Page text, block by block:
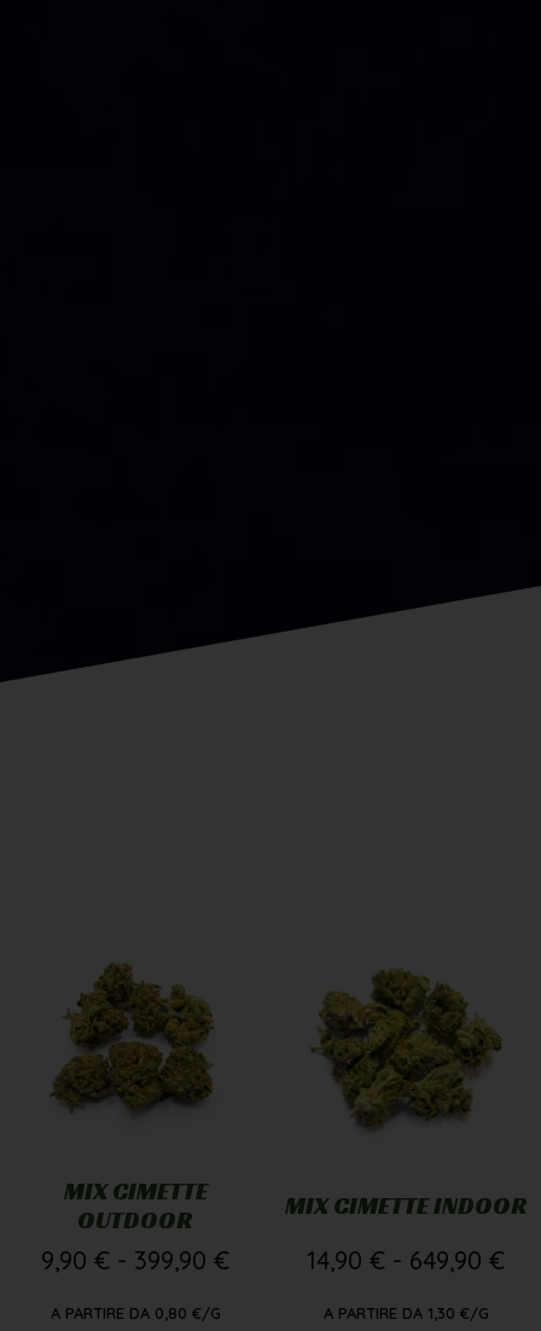
MIX CIMETTE
OUTDOOR
9,90 € - 399,90 €
A PARTIRE DA 0,80 €/G
MIX CIMETTE INDOOR
14,90 € - 649,90 €
A PARTIRE DA 1,30 €/G